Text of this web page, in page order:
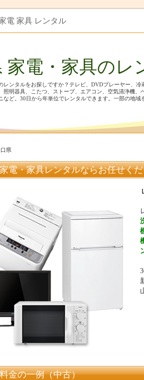
電 家具 レンタル
家電・家具のレ
レンタルをお探しですか？テレビ、DVDプレーヤー、
照明器具、こたつ、ストーブ、エアコン、空気清浄機
など。30日から年単位でレンタルできます。一部の地域
口県
電・家具レンタルならお任せく
金の一例（中古）